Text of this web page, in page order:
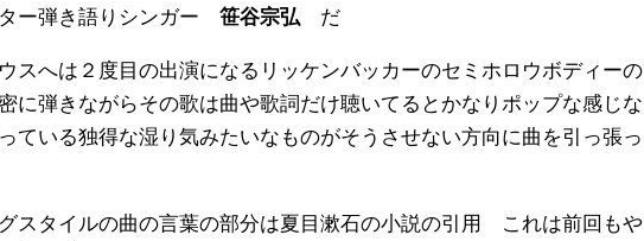
ー弾き語りシンガー 笹谷宗弘 だ
スへは２度目の出演になるリッケンバッカーのセミホロウボディーの
に弾きながらその歌は曲や歌詞だけ聴いてるとかなりポップな感じな
ている独得な湿り気みたいなものがそうさせない方向に曲を引っ張っ
スタイルの曲の言葉の部分は夏目漱石の小説の引用 これは前回もや